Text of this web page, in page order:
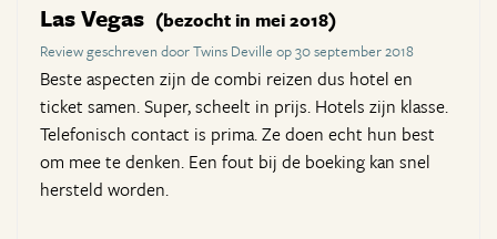
Las Vegas (bezocht in mei 2018)
Review geschreven door Twins Deville op 30 september 2018
Beste aspecten zijn de combi reizen dus hotel en
ticket samen. Super, scheelt in prijs. Hotels zijn klasse.
Telefonisch contact is prima. Ze doen echt hun best
om mee te denken. Een fout bij de boeking kan snel
hersteld worden.